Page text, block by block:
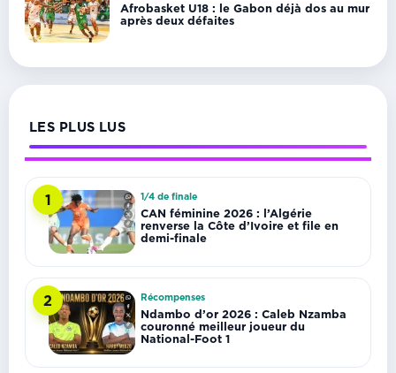
Afrobasket U18 : le Gabon déjà dos au mur
après deux défaites
LES PLUS LUS
1 1/4 de finale
CAN féminine 2026 : l’Algérie
renverse la Côte d’Ivoire et file en
demi-finale
2 Récompenses
Ndambo d’or 2026 : Caleb Nzamba
couronné meilleur joueur du
National-Foot 1